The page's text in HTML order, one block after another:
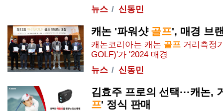
뉴스
신동민
캐논 '파워샷 골프', 매경 브
캐논코리아는 캐논 골프거리측정
GOLF)'가 '2024 매경
뉴스
신동민
김효주 프로의 선택···캐논,
프' 정식 판매